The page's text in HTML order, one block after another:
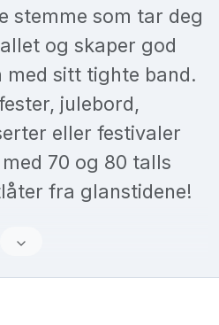
stemme som tar deg
og skaper god
med sitt tighte band.
julebord,
eller festivaler
70 og 80 talls
fra glanstidene!